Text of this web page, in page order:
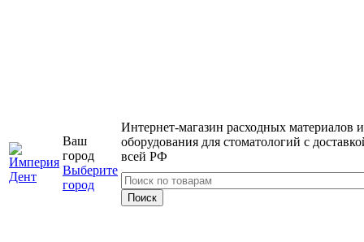
Ваш
город
Выберите
город
Интернет-магазин расходных материалов и
оборудования для стоматологий с
всей РФ